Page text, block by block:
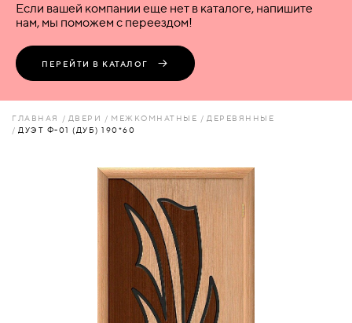
ПЕРЕГОРОДКИ
КОМПЛЕКТУЮЩИЕ
Если вашей компании еще нет в каталоге, напишите
нам, мы поможем с переездом!
ПЕРЕЙТИ В КАТАЛОГ
ГЛАВНАЯ ДВЕРИ МЕЖКОМНАТНЫЕ
ДЕРЕВЯННЫЕ
ДУЭТ Ф-01 (ДУБ) 190*60